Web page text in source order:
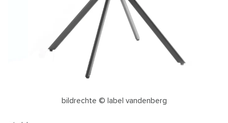
bildrechte © label vandenberg